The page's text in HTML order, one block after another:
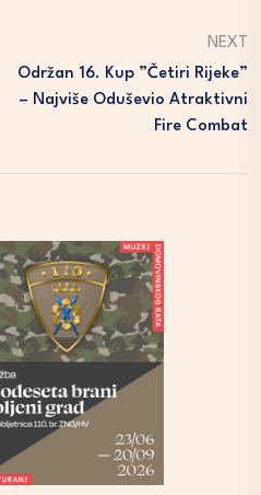
NEXT
Održan 16. Kup ”Četiri Rijeke”
– Najviše Oduševio Atraktivni
Fire Combat